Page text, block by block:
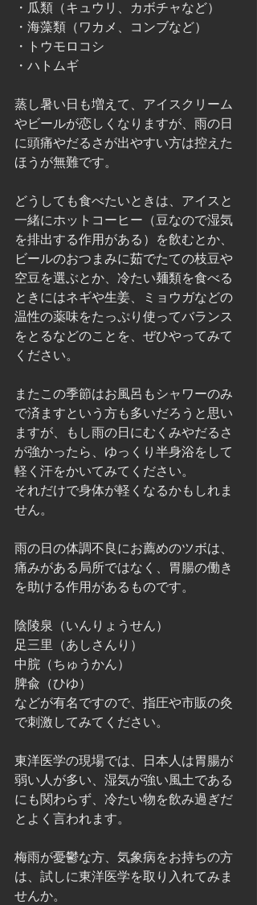
・瓜類（キュウリ、カボチャなど）
・海藻類（ワカメ、コンブなど）
・トウモロコシ
・ハトムギ
蒸し暑い日も増えて、アイスクリーム
やビールが恋しくなりますが、雨の日
に頭痛やだるさが出やすい方は控えた
ほうが無難です。
どうしても食べたいときは、アイスと
一緒にホットコーヒー（豆なので湿気
を排出する作用がある）を飲むとか、
ビールのおつまみに茹でたての枝豆や
空豆を選ぶとか、冷たい麺類を食べる
ときにはネギや生姜、ミョウガなどの
温性の薬味をたっぷり使ってバランス
をとるなどのことを、ぜひやってみて
ください。
またこの季節はお風呂もシャワーのみ
で済ますという方も多いだろうと思い
ますが、もし雨の日にむくみやだるさ
が強かったら、ゆっくり半身浴をして
軽く汗をかいてみてください。
それだけで身体が軽くなるかもしれま
せん。
雨の日の体調不良にお薦めのツボは、
痛みがある局所ではなく、胃腸の働き
を助ける作用があるものです。
陰陵泉（いんりょうせん）
足三里（あしさんり）
中脘（ちゅうかん）
脾兪（ひゆ）
などが有名ですので、指圧や市販の灸
で刺激してみてください。
東洋医学の現場では、日本人は胃腸が
弱い人が多い、湿気が強い風土である
にも関わらず、冷たい物を飲み過ぎだ
とよく言われます。
梅雨が憂鬱な方、気象病をお持ちの方
は、試しに東洋医学を取り入れてみま
せんか。